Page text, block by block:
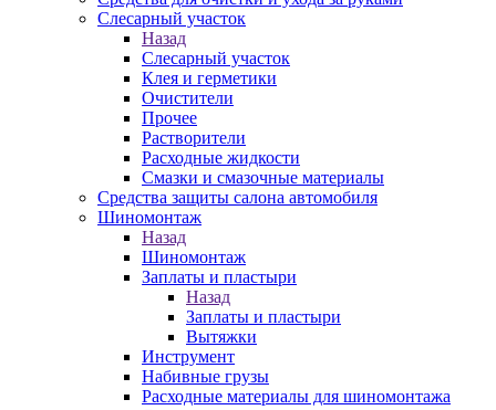
Слесарный участок
Назад
Слесарный участок
Клея и герметики
Очистители
Прочее
Растворители
Расходные жидкости
Смазки и смазочные материалы
Средства защиты салона автомобиля
Шиномонтаж
Назад
Шиномонтаж
Заплаты и пластыри
Назад
Заплаты и пластыри
Вытяжки
Инструмент
Набивные грузы
Расходные материалы для шиномонтажа